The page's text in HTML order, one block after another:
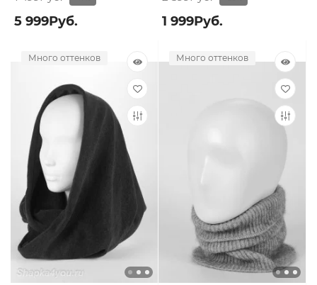
5 999Руб. 1 999Руб.
Много оттенков Много оттенков